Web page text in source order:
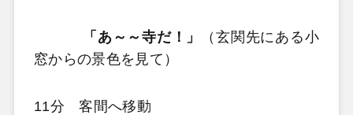
「あ～～寺だ！」
（玄関先にある小
窓からの景色を見て）
11分 客間へ移動